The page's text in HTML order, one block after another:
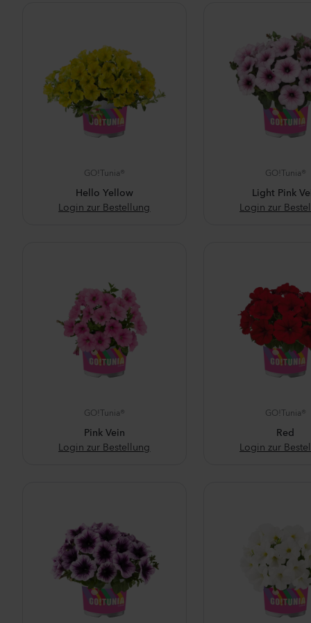
GO!Tunia®
Hello Yellow
Login zur Bestellung
GO!Tunia®
Light Pink
Login zur
GO!Tunia®
Pink Vein
Login zur Bestellung
GO!Tunia®
Red
Login zur